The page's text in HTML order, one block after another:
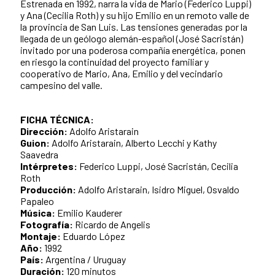
Estrenada en 1992, narra la vida de Mario (Federico Luppi)
y Ana (Cecilia Roth) y su hijo Emilio en un remoto valle de
la provincia de San Luis. Las tensiones generadas por la
llegada de un geólogo alemán-español (José Sacristán)
invitado por una poderosa compañía energética, ponen
en riesgo la continuidad del proyecto familiar y
cooperativo de Mario, Ana, Emilio y del vecindario
campesino del valle.
FICHA TÉCNICA:
Dirección: Adolfo Aristarain
Guion: Adolfo Aristarain, Alberto Lecchi y Kathy
Saavedra
Intérpretes: Federico Luppi, José Sacristán, Cecilia
Roth
Producción: Adolfo Aristarain, Isidro Miguel, Osvaldo
Papaleo
Música: Emilio Kauderer
Fotografía: Ricardo de Angelis
Montaje: Eduardo López
Año: 1992
País: Argentina / Uruguay
Duración: 120 minutos